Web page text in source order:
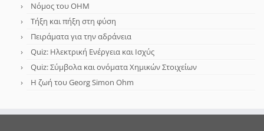
Νόμος του OHM
Τήξη και πήξη στη φύση
Πειράματα για την αδράνεια
Quiz: Ηλεκτρική Ενέργεια και Ισχύς
Quiz: Σύμβολα και ονόματα Χημικών Στοιχείων
Η ζωή του Georg Simon Ohm